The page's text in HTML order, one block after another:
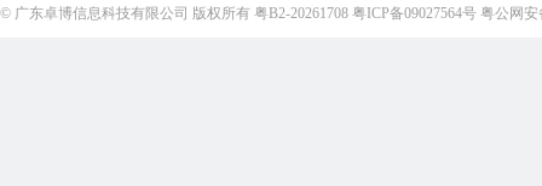
© 广东卓博信息科技有限公司 版权所有 粤B2-20261708 粤ICP备09027564号 粤公网安